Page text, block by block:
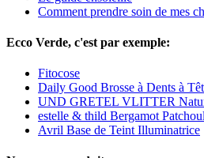
Comment prendre soin de mes
Ecco Verde, c'est par exemple:
Fitocose
Daily Good Brosse à Dents à
UND GRETEL VLITTER
estelle & thild Bergamot
Avril Base de Teint Illuminatrice